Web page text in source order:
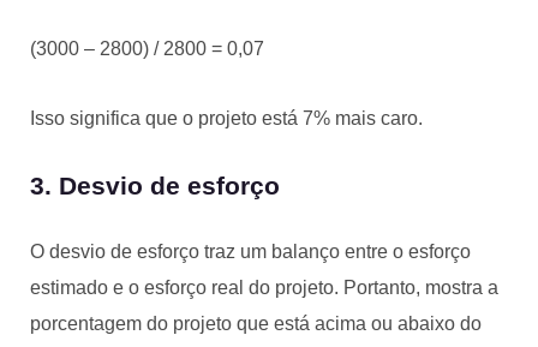
(3000 – 2800) / 2800 = 0,07
Isso significa que o projeto está 7% mais caro.
3. Desvio de esforço
O desvio de esforço traz um balanço entre o esforço
estimado e o esforço real do projeto. Portanto, mostra a
porcentagem do projeto que está acima ou abaixo do